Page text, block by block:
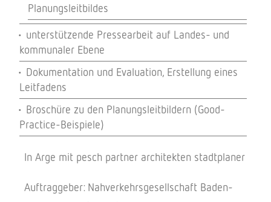
Planungsleitbildes
unterstützende Pressearbeit auf Landes- und
kommunaler Ebene
Dokumentation und Evaluation, Erstellung eines
Leitfadens
Broschüre zu den Planungsleitbildern (Good-
Practice-Beispiele)
In Arge mit pesch partner architekten stadtplaner
Auftraggeber: Nahverkehrsgesellschaft Baden-